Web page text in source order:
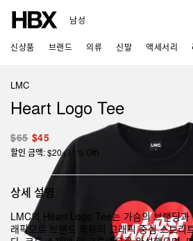
남성
신상품 브랜드 의류 신발 액세서리
LMC
Heart Logo Tee
$65 $45
할인 금액: $20 (31% Off)
상세 설명
LMC의 Heart Logo Tee는 가슴의 브랜딩
래픽으로 브랜드 특유의 그래픽 중심 스트리